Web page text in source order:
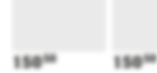
15050 15050